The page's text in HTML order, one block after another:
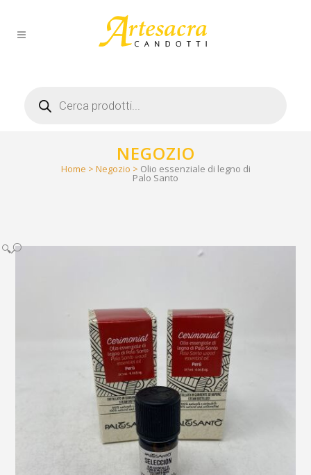
search
NEGOZIO
Home > Negozio > Olio essenziale di legno di
Palo Santo
🔍